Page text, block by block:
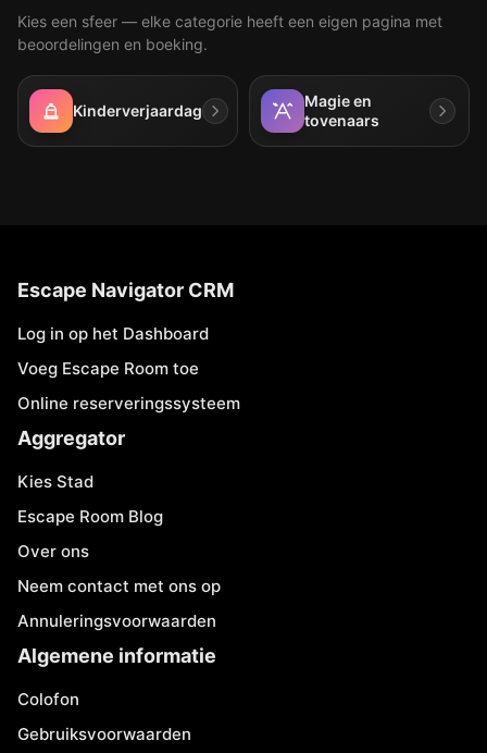
Kies een sfeer — elke categorie heeft een eigen pagina met
beoordelingen en boeking.
Kinderverjaardag
Magie en
tovenaars
Escape Navigator CRM
Log in op het Dashboard
Voeg Escape Room toe
Online reserveringssysteem
Aggregator
Kies Stad
Escape Room Blog
Over ons
Neem contact met ons op
Annuleringsvoorwaarden
Algemene informatie
Colofon
Gebruiksvoorwaarden